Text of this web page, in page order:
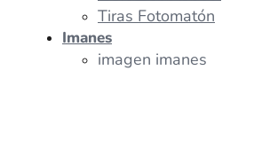
Tiras Fotomatón
Imanes
imagen imanes